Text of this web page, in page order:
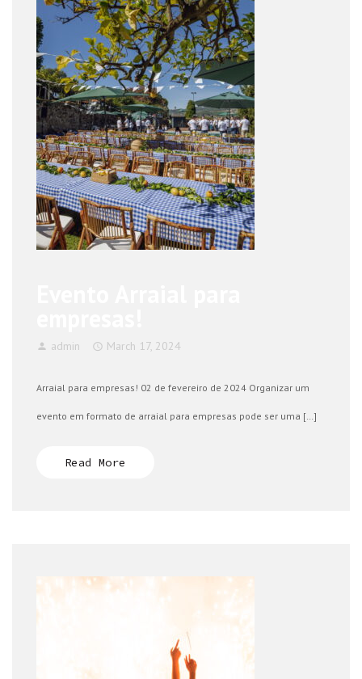
admin March 17, 2024
Arraial para empresas! 02 de fevereiro de 2024 Organizar um
evento em formato de arraial para empresas pode ser uma […]
Read More